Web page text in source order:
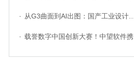
· 从G3曲面到AI出图：国产工业设计软件的硬实力到底怎么样了？
· 载誉数字中国创新大赛！中望软件携手三家伙伴，斩获信创赛道多项大奖